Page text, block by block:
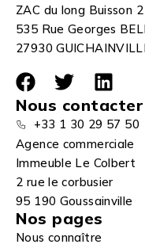
ZAC du long Buisson 2
535 Rue Georges
27930
Nous contacter
+33 1 30 29 57 50
Agence commerciale
Immeuble Le Colbert
2 rue le corbusier
95 190 Goussainville
Nos pages
Nous connaître